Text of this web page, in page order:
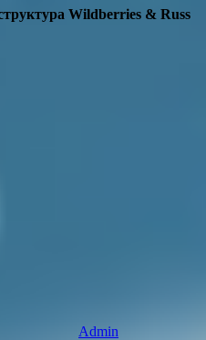
Wildberries & Russ
Admin